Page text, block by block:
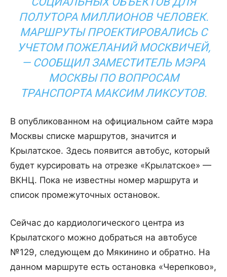
ПОЛУТОРА МИЛЛИОНОВ ЧЕЛОВЕК.
МАРШРУТЫ ПРОЕКТИРОВАЛИСЬ С
УЧЕТОМ ПОЖЕЛАНИЙ МОСКВИЧЕЙ,
— СООБЩИЛ ЗАМЕСТИТЕЛЬ МЭРА
МОСКВЫ ПО ВОПРОСАМ
ТРАНСПОРТА МАКСИМ ЛИКСУТОВ.
В опубликованном на официальном сайте мэра
Москвы списке маршрутов, значится и
Крылатское. Здесь появится автобус, который
будет курсировать на отрезке «Крылатское» —
ВКНЦ. Пока не известны номер маршрута и
список промежуточных остановок.
Сейчас до кардиологического центра из
Крылатского можно добраться на автобусе
№129, следующем до Мякинино и обратно. На
данном маршруте есть остановка «Черепково»,